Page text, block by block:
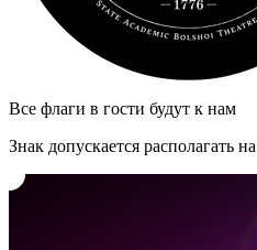
Все флаги в гости будут к нам
Знак допускается располагать